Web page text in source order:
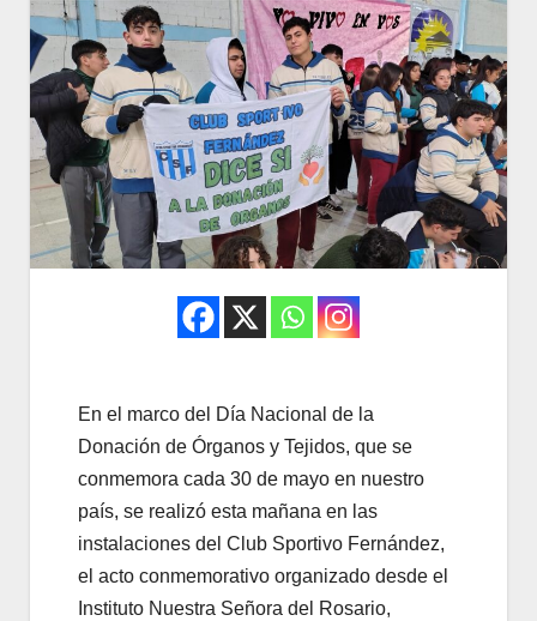
En el marco del Día Nacional de la
Donación de Órganos y Tejidos, que se
conmemora cada 30 de mayo en nuestro
país, se realizó esta mañana en las
instalaciones del Club Sportivo Fernández,
el acto conmemorativo organizado desde el
Instituto Nuestra Señora del Rosario,